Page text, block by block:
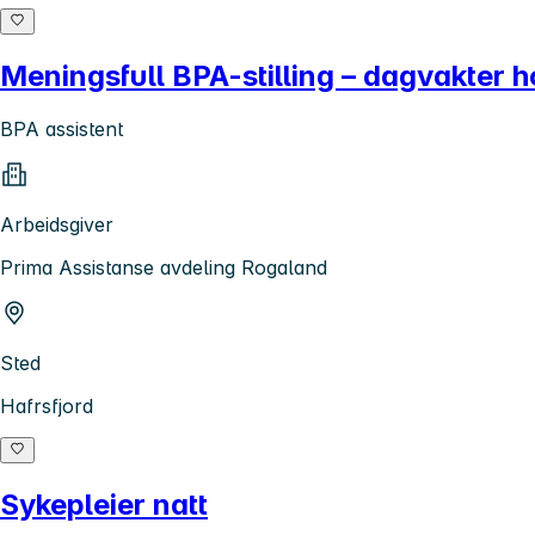
Meningsfull BPA-stilling – dagvakter
BPA assistent
Arbeidsgiver
Prima Assistanse avdeling Rogaland
Sted
Hafrsfjord
Sykepleier natt